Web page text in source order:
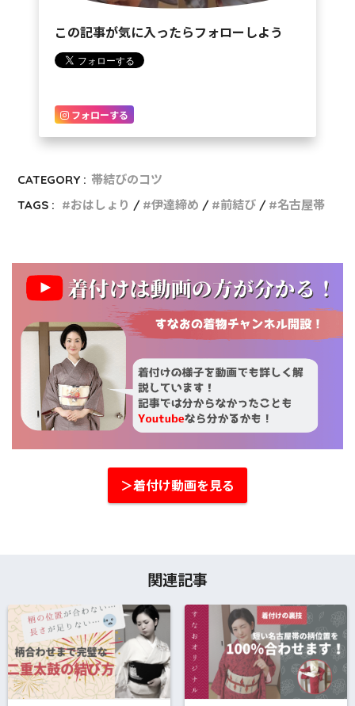
この記事が気に入ったらフォローしよう
フォローする
CATEGORY : 帯結びのコツ
TAGS :
おはしょり 伊達締め 前結び 名古屋帯
＞着付け動画を見る
関連記事